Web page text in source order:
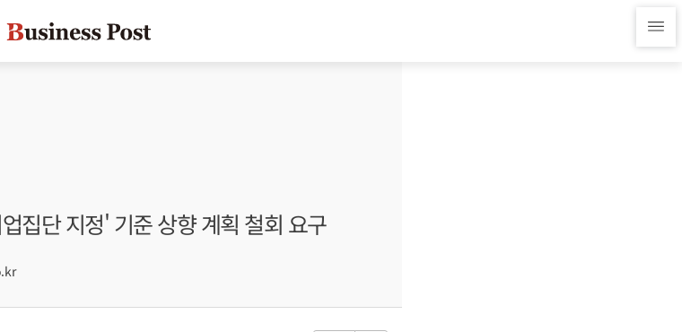
집단 지정' 기준 상향 계획 철회 요구